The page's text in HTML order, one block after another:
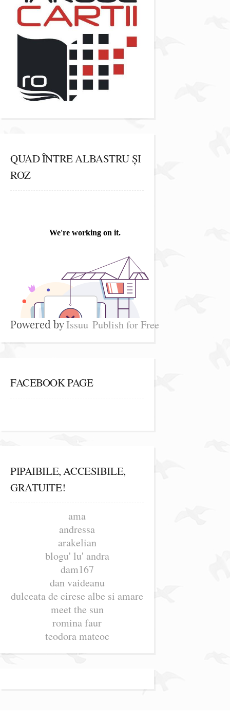
QUAD ÎNTRE ALBASTRU ȘI
ROZ
Powered byIssuu Publish for Free
FACEBOOK PAGE
PIPAIBILE, ACCESIBILE,
GRATUITE!
ama
andressa
arakelian
blogu' lu' andra
dam167
dan vaideanu
dulceata de cirese albe si amare
meet the sun
romina faur
teodora mateoc